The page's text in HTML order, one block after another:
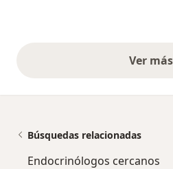
Ver más
Búsquedas relacionadas
Endocrinólogos cercanos